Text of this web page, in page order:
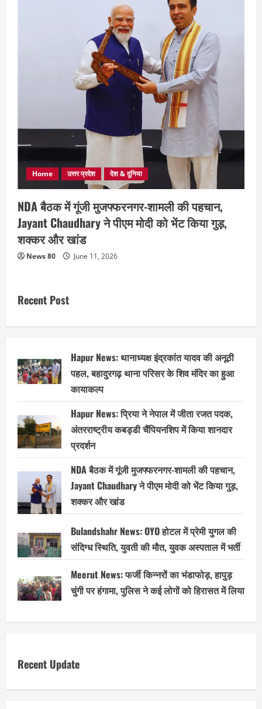
Home उत्तर प्रदेश देश & दुनिया
NDA बैठक में गूंजी मुजफ्फरनगर-शामली की पहचान,
Jayant Chaudhary ने पीएम मोदी को भेंट किया गुड़,
शक्कर और खांड
News 80 June 11, 2026
Recent Post
Hapur News: थानाध्यक्ष इंद्रकांत यादव की अनूठी
पहल, बहादुरगढ़ थाना परिसर के शिव मंदिर का हुआ
कायाकल्प
Hapur News: प्रिया ने नेपाल में जीता रजत पदक,
अंतरराष्ट्रीय कबड्डी चैंपियनशिप में किया शानदार
प्रदर्शन
NDA बैठक में गूंजी मुजफ्फरनगर-शामली की पहचान,
Jayant Chaudhary ने पीएम मोदी को भेंट किया गुड़,
शक्कर और खांड
Bulandshahr News: OYO होटल में प्रेमी युगल की
संदिग्ध स्थिति, युवती की मौत, युवक अस्पताल में भर्ती
Meerut News: फर्जी किन्नरों का भंडाफोड़, हापुड़
चुंगी पर हंगामा, पुलिस ने कई लोगों को हिरासत में लिया
Recent Update